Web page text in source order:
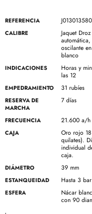
REFERENCIA J013013580
CALIBRE
Jaquet
oscilante
blanco
INDICACIONES
Horas y
las 12
EMPEDRAMIENTO 31 rubíes
RESERVA DE
MARCHA
7 días
FRECUENCIA 21.600 a/h
CAJA
Oro rojo
quilates).
individual
caja.
DIÁMETRO 39 mm
ESTANQUEIDAD Hasta 3
ESFERA
Nácar
con 90